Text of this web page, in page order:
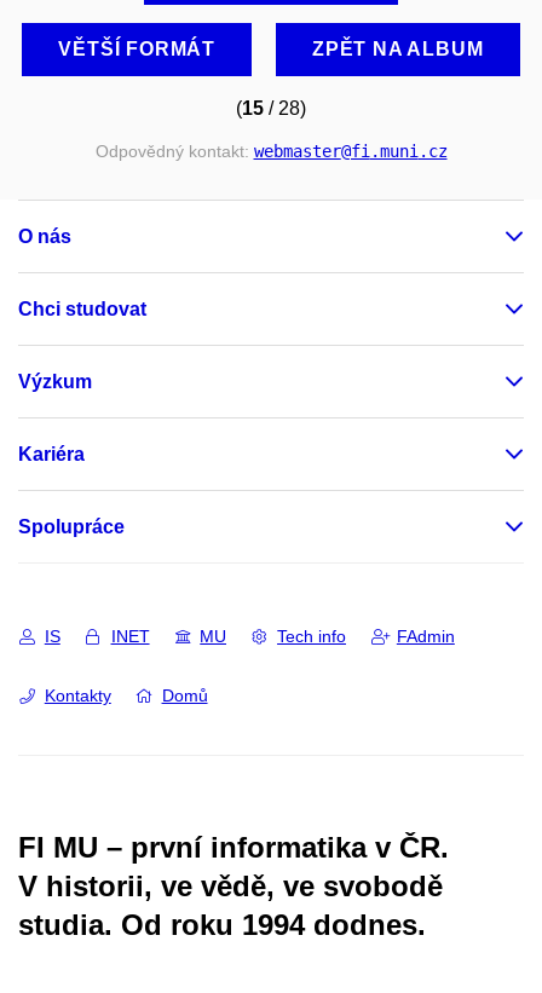
VĚTŠÍ FORMÁT ZPĚT NA ALBUM
(15 / 28)
Odpovědný kontakt: webmaster@fi.muni.cz
O nás
Chci studovat
Výzkum
Kariéra
Spolupráce
IS INET MU Tech info FAdmin
Kontakty Domů
FI MU – první informatika v ČR.
V historii, ve vědě, ve svobodě
studia. Od roku 1994 dodnes.